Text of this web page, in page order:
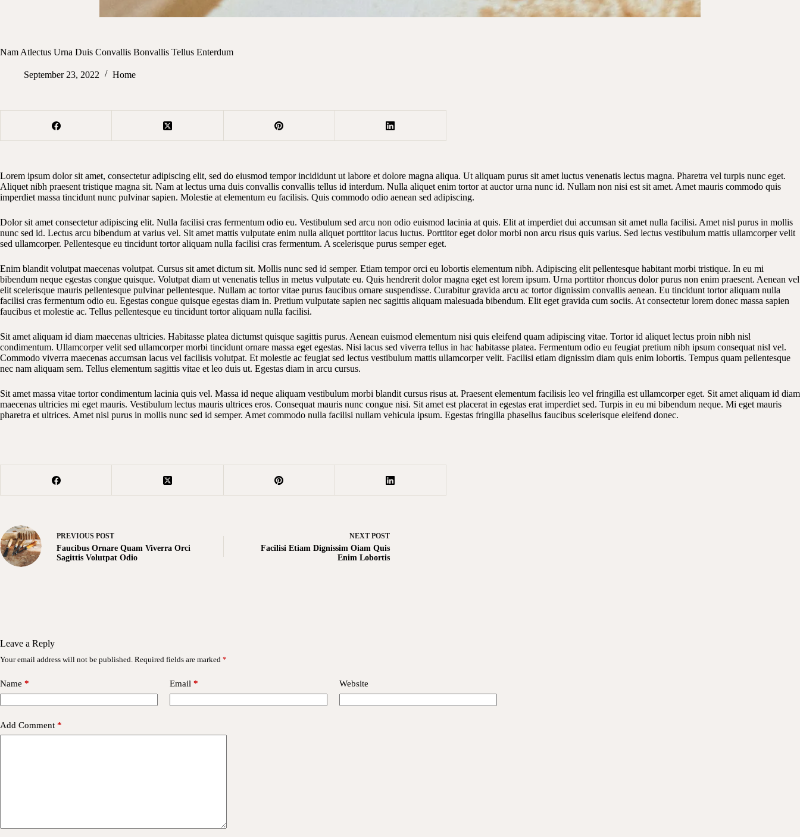
Nam Atlectus Urna Duis Convallis Bonvallis Tellus Enterdum
September 23, 2022 Home
Lorem ipsum dolor sit amet, consectetur adipiscing elit, sed do eiusmod tempor incididunt ut labore et dolore magna aliqua. Ut aliquam purus sit amet luctus venenatis lectus magna. Pharetra vel turpis nunc eget.
Aliquet nibh praesent tristique magna sit. Nam at lectus urna duis convallis convallis tellus id interdum. Nulla aliquet enim tortor at auctor urna nunc id. Nullam non nisi est sit amet. Amet mauris commodo quis
imperdiet massa tincidunt nunc pulvinar sapien. Molestie at elementum eu facilisis. Quis commodo odio aenean sed adipiscing.
Dolor sit amet consectetur adipiscing elit. Nulla facilisi cras fermentum odio eu. Vestibulum sed arcu non odio euismod lacinia at quis. Elit at imperdiet dui accumsan sit amet nulla facilisi. Amet nisl purus in mollis
nunc sed id. Lectus arcu bibendum at varius vel. Sit amet mattis vulputate enim nulla aliquet porttitor lacus luctus. Porttitor eget dolor morbi non arcu risus quis varius. Sed lectus vestibulum mattis ullamcorper velit
sed ullamcorper. Pellentesque eu tincidunt tortor aliquam nulla facilisi cras fermentum. A scelerisque purus semper eget.
Enim blandit volutpat maecenas volutpat. Cursus sit amet dictum sit. Mollis nunc sed id semper. Etiam tempor orci eu lobortis elementum nibh. Adipiscing elit pellentesque habitant morbi tristique. In eu mi
bibendum neque egestas congue quisque. Volutpat diam ut venenatis tellus in metus vulputate eu. Quis hendrerit dolor magna eget est lorem ipsum. Urna porttitor rhoncus dolor purus non enim praesent. Aenean vel
elit scelerisque mauris pellentesque pulvinar pellentesque. Nullam ac tortor vitae purus faucibus ornare suspendisse. Curabitur gravida arcu ac tortor dignissim convallis aenean. Eu tincidunt tortor aliquam nulla
facilisi cras fermentum odio eu. Egestas congue quisque egestas diam in. Pretium vulputate sapien nec sagittis aliquam malesuada bibendum. Elit eget gravida cum sociis. At consectetur lorem donec massa sapien
faucibus et molestie ac. Tellus pellentesque eu tincidunt tortor aliquam nulla facilisi.
Sit amet aliquam id diam maecenas ultricies. Habitasse platea dictumst quisque sagittis purus. Aenean euismod elementum nisi quis eleifend quam adipiscing vitae. Tortor id aliquet lectus proin nibh nisl
condimentum. Ullamcorper velit sed ullamcorper morbi tincidunt ornare massa eget egestas. Nisi lacus sed viverra tellus in hac habitasse platea. Fermentum odio eu feugiat pretium nibh ipsum consequat nisl vel.
Commodo viverra maecenas accumsan lacus vel facilisis volutpat. Et molestie ac feugiat sed lectus vestibulum mattis ullamcorper velit. Facilisi etiam dignissim diam quis enim lobortis. Tempus quam pellentesque
nec nam aliquam sem. Tellus elementum sagittis vitae et leo duis ut. Egestas diam in arcu cursus.
Sit amet massa vitae tortor condimentum lacinia quis vel. Massa id neque aliquam vestibulum morbi blandit cursus risus at. Praesent elementum facilisis leo vel fringilla est ullamcorper eget. Sit amet aliquam id diam
maecenas ultricies mi eget mauris. Vestibulum lectus mauris ultrices eros. Consequat mauris nunc congue nisi. Sit amet est placerat in egestas erat imperdiet sed. Turpis in eu mi bibendum neque. Mi eget mauris
pharetra et ultrices. Amet nisl purus in mollis nunc sed id semper. Amet commodo nulla facilisi nullam vehicula ipsum. Egestas fringilla phasellus faucibus scelerisque eleifend donec.
PREVIOUS POST
Faucibus Ornare Quam Viverra Orci
Sagittis Volutpat Odio
NEXT POST
Facilisi Etiam Dignissim Oiam Quis
Enim Lobortis
Leave a Reply
Your email address will not be published. Required fields are marked *
Name * Email * Website
Add Comment *